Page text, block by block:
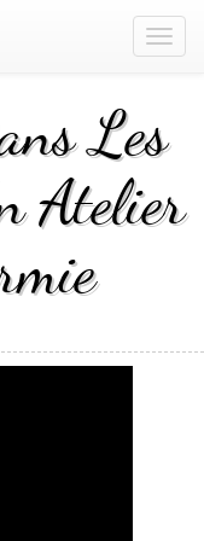
T
g
l
e
n
g
Les
Atelier